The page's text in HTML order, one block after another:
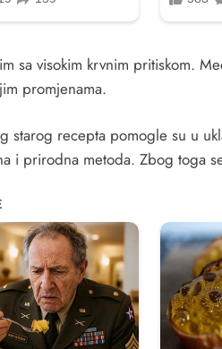
sa visokim krvnim pritiskom.
promjenama.
starog recepta pomogle su u
i prirodna metoda. Zbog toga